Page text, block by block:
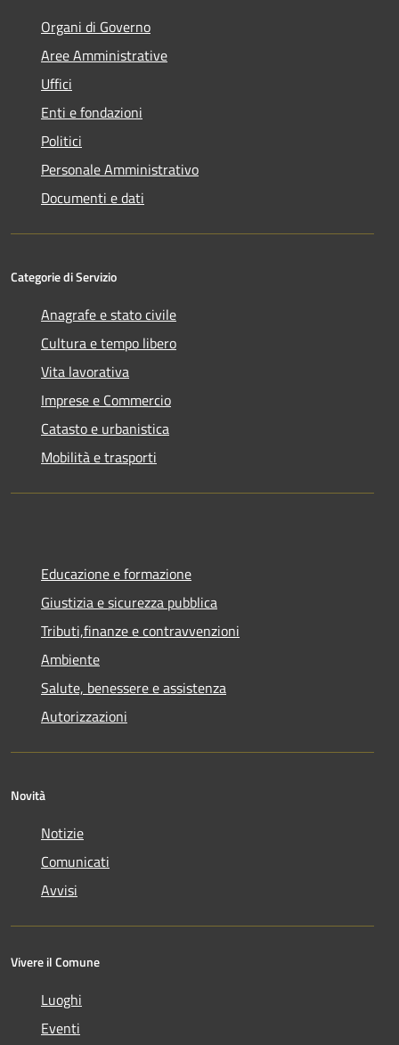
Organi di Governo
Aree Amministrative
Uffici
Enti e fondazioni
Politici
Personale Amministrativo
Documenti e dati
Categorie di Servizio
Anagrafe e stato civile
Cultura e tempo libero
Vita lavorativa
Imprese e Commercio
Catasto e urbanistica
Mobilità e trasporti
Educazione e formazione
Giustizia e sicurezza pubblica
Tributi,finanze e contravvenzioni
Ambiente
Salute, benessere e assistenza
Autorizzazioni
Novità
Notizie
Comunicati
Avvisi
Vivere il Comune
Luoghi
Eventi